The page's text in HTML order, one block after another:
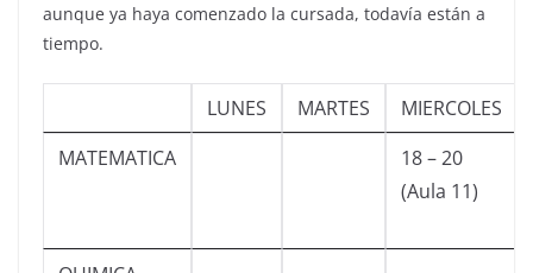
aunque ya haya comenzado la cursada, todavía están a
tiempo.
LUNES MARTES
MIERCOLES
MATEMATICA
18 – 20
(Aula 11)